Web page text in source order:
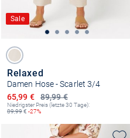
Sale
Relaxed
Damen Hose - Scarlet 3/4
89,99 €
Ermäßigter Preis
65,99 €
Niedrigster Preis (letzte 30 Tage):
89,99€ -27%